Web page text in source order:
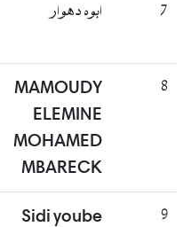
ابوه دهوار
MAMOUDY
ELEMINE
MOHAMED
MBARECK
Sidi yoube